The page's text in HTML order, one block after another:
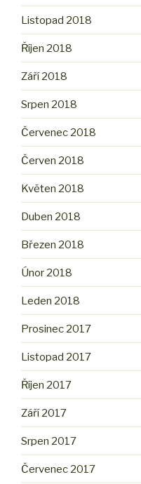
Listopad 2018
Říjen 2018
Září 2018
Srpen 2018
Červenec 2018
Červen 2018
Květen 2018
Duben 2018
Březen 2018
Únor 2018
Leden 2018
Prosinec 2017
Listopad 2017
Říjen 2017
Září 2017
Srpen 2017
Červenec 2017